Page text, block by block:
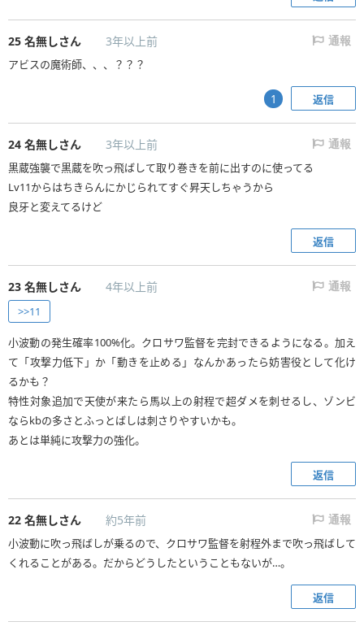
25 名無しさん 3年以上前 通報
アビスの魔術師、、、？？？
返信
1
24 名無しさん 3年以上前 通報
黒蔵強襲で黒蔵を吹っ飛ばして取り巻きを前に出すのに使ってる
Lv11からはちきらんにかじられてすぐ昇天しちゃうから
良牙と変えてるけど
返信
23 名無しさん 4年以上前 通報
>>11
小波動の発生確率100%化。クロサワ監督を完封できるようになる。加え
て「攻撃力低下」か「動きを止める」なんかあったら妨害役として化け
るかも？
特性対象追加で天使が来たら馬以上の射程で超ダメを刺せるし、ゾンビ
ならkbの多さとふっとばしは刺さりやすいかも。
あとは単純に攻撃力の強化。
返信
22 名無しさん 約5年前 通報
小波動に吹っ飛ばしが乗るので、クロサワ監督を射程外まで吹っ飛ばして
くれることがある。だからどうしたということもないが…。
返信